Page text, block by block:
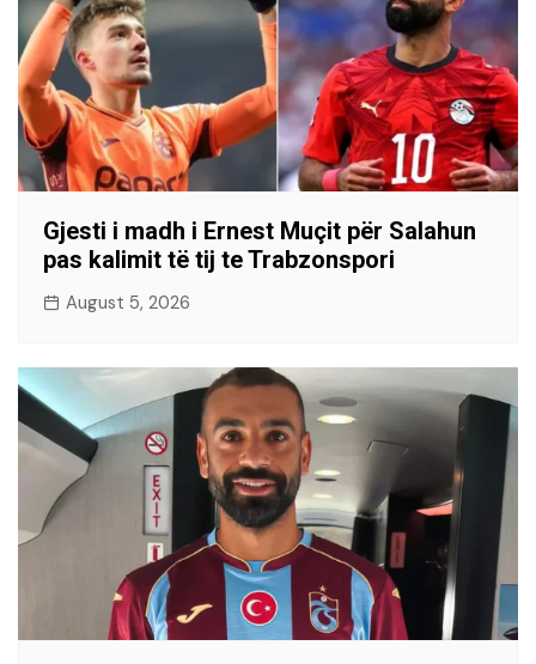
Gjesti i madh i Ernest Muçit për Salahun
pas kalimit të tij te Trabzonspori
August 5, 2026